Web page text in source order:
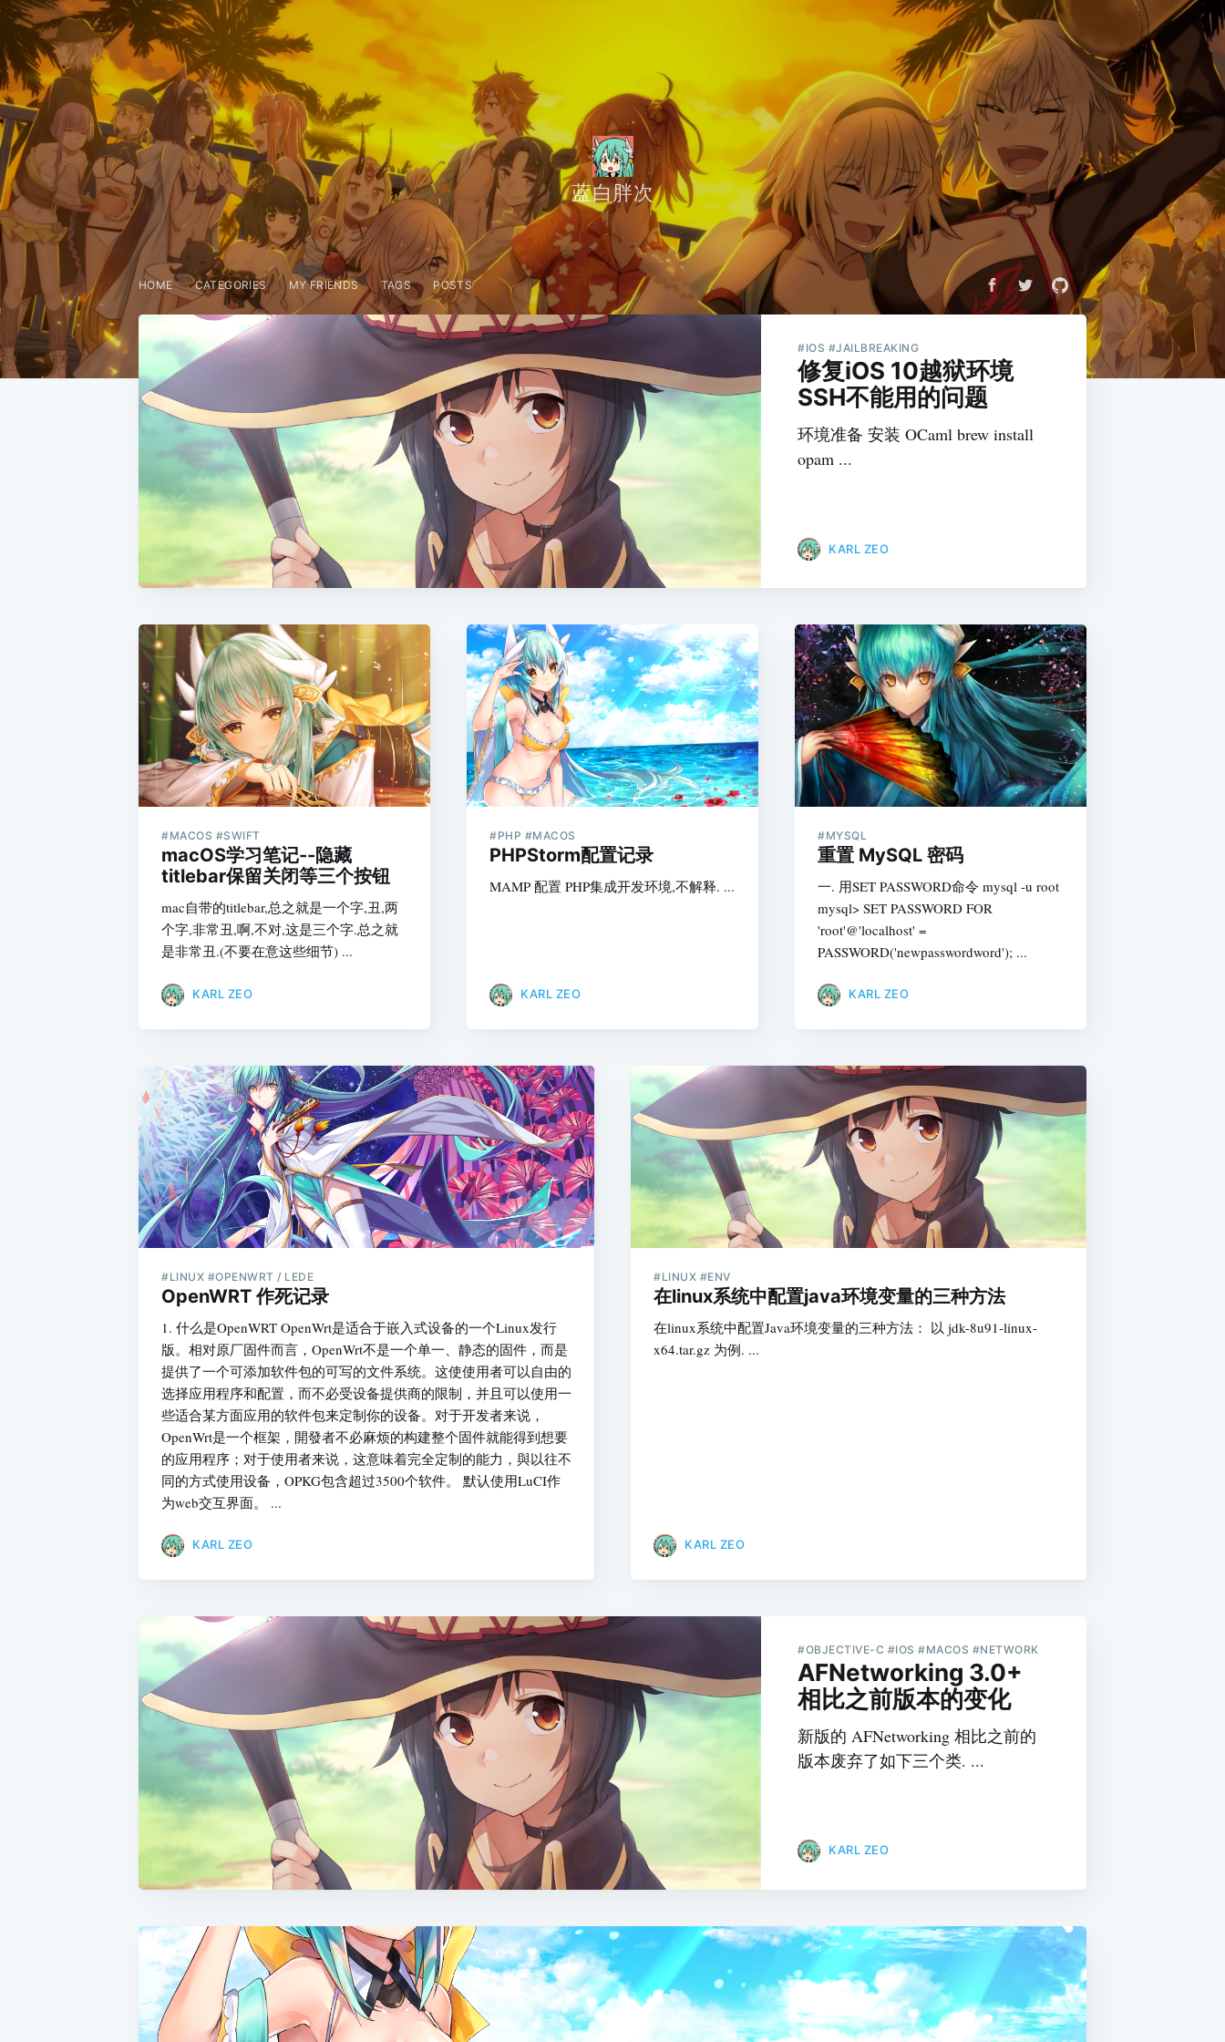
蓝白胖次
HOME CATEGORIES MY FRIENDS TAGS POSTS
#IOS #JAILBREAKING
修复iOS 10越狱环境
SSH不能用的问题
环境准备 安装 OCaml brew install
opam ...
KARL ZEO
#MACOS #SWIFT
macOS学习笔记--隐藏
titlebar保留关闭等三个按钮
mac自带的titlebar,总之就是一个字,丑,两
个字,非常丑,啊,不对,这是三个字.总之就
是非常丑.(不要在意这些细节) ...
KARL ZEO
#PHP #MACOS
PHPStorm配置记录
MAMP 配置 PHP集成开发环境,不解释. ...
KARL ZEO
#MYSQL
重置 MySQL 密码
一. 用SET PASSWORD命令 mysql -u root
mysql> SET PASSWORD FOR
'root'@'localhost' =
PASSWORD('newpasswordword'); ...
KARL ZEO
#LINUX #OPENWRT / LEDE
OpenWRT 作死记录
1. 什么是OpenWRT OpenWrt是适合于嵌入式设备的一个Linux发行
版。相对原厂固件而言，OpenWrt不是一个单一、静态的固件，而是
提供了一个可添加软件包的可写的文件系统。这使使用者可以自由的
选择应用程序和配置，而不必受设备提供商的限制，并且可以使用一
些适合某方面应用的软件包来定制你的设备。对于开发者来说，
OpenWrt是一个框架，開發者不必麻烦的构建整个固件就能得到想要
的应用程序；对于使用者来说，这意味着完全定制的能力，與以往不
同的方式使用设备，OPKG包含超过3500个软件。 默认使用LuCI作
为web交互界面。 ...
KARL ZEO
#LINUX #ENV
在linux系统中配置java环境变量的三种方法
在linux系统中配置Java环境变量的三种方法： 以 jdk-8u91-linux-
x64.tar.gz 为例. ...
KARL ZEO
#OBJECTIVE-C #IOS #MACOS #NETWORK
AFNetworking 3.0+
相比之前版本的变化
新版的 AFNetworking 相比之前的
版本废弃了如下三个类. ...
KARL ZEO